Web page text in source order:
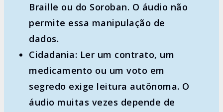
Braille ou do Soroban. O áudio não
permite essa manipulação de
dados.
Cidadania: Ler um contrato, um
medicamento ou um voto em
segredo exige leitura autônoma. O
áudio muitas vezes depende de